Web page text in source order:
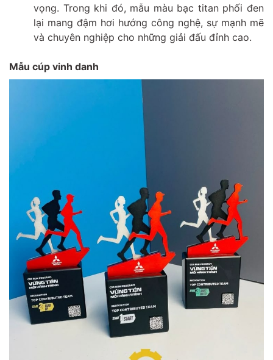
vọng. Trong khi đó, mẫu màu bạc titan phối đen
lại mang đậm hơi hướng công nghệ, sự mạnh mẽ
và chuyên nghiệp cho những giải đấu đỉnh cao.
Mẫu cúp vinh danh